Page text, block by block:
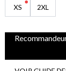
XS 2XL